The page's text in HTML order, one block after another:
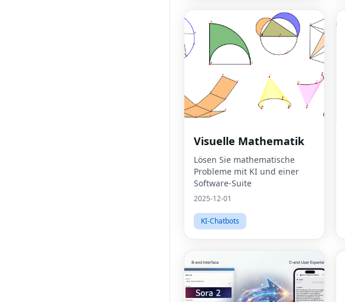
Visuelle Mathematik
Lösen Sie mathematische
Probleme mit KI und einer
Software-Suite
2025-12-01
KI-Chatbots